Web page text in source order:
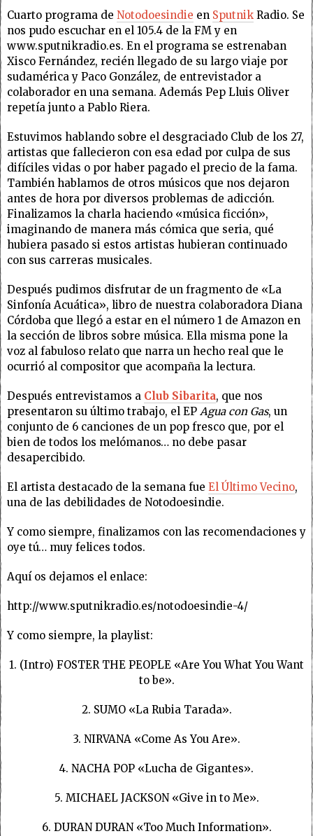
Cuarto programa de Notodoesindie en Sputnik Radio. Se
nos pudo escuchar en el 105.4 de la FM y en
www.sputnikradio.es. En el programa se estrenaban
Xisco Fernández, recién llegado de su largo viaje por
sudamérica y Paco González, de entrevistador a
colaborador en una semana. Además Pep Lluis Oliver
repetía junto a Pablo Riera.
Estuvimos hablando sobre el desgraciado Club de los 27,
artistas que fallecieron con esa edad por culpa de sus
difíciles vidas o por haber pagado el precio de la fama.
También hablamos de otros músicos que nos dejaron
antes de hora por diversos problemas de adicción.
Finalizamos la charla haciendo «música ficción»,
imaginando de manera más cómica que seria, qué
hubiera pasado si estos artistas hubieran continuado
con sus carreras musicales.
Después pudimos disfrutar de un fragmento de «La
Sinfonía Acuática», libro de nuestra colaboradora Diana
Córdoba que llegó a estar en el número 1 de Amazon en
la sección de libros sobre música. Ella misma pone la
voz al fabuloso relato que narra un hecho real que le
ocurrió al compositor que acompaña la lectura.
Después entrevistamos a Club Sibarita, que nos
presentaron su último trabajo, el EP Agua con Gas, un
conjunto de 6 canciones de un pop fresco que, por el
bien de todos los melómanos… no debe pasar
desapercibido.
El artista destacado de la semana fue El Último Vecino,
una de las debilidades de Notodoesindie.
Y como siempre, finalizamos con las recomendaciones y
oye tú… muy felices todos.
Aquí os dejamos el enlace:
http://www.sputnikradio.es/notodoesindie-4/
Y como siempre, la playlist:
1. (Intro) FOSTER THE PEOPLE «Are You What You Want
to be».
2. SUMO «La Rubia Tarada».
3. NIRVANA «Come As You Are».
4. NACHA POP «Lucha de Gigantes».
5. MICHAEL JACKSON «Give in to Me».
6. DURAN DURAN «Too Much Information».